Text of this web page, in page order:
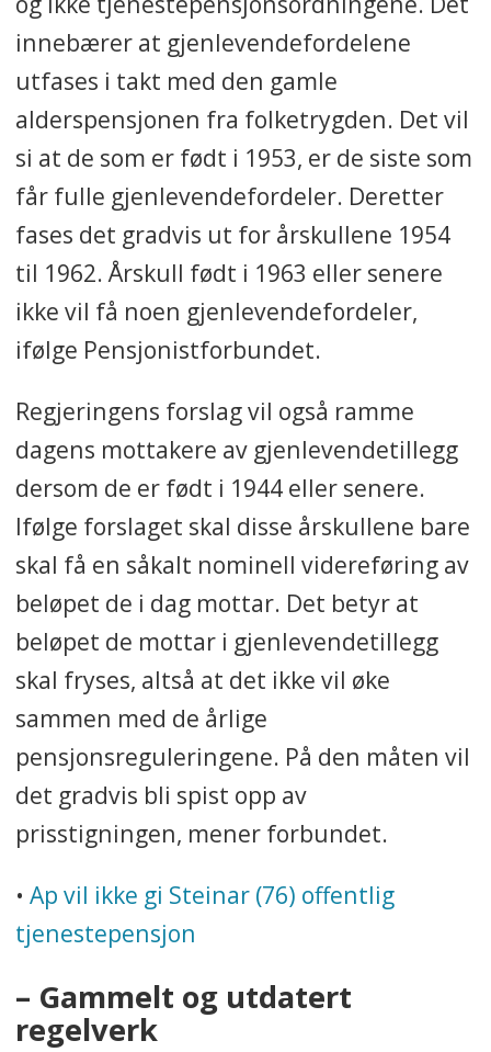
innebærer at gjenlevendefordelene
utfases i takt med den gamle
alderspensjonen fra folketrygden. Det vil
si at de som er født i 1953, er de siste som
får fulle gjenlevendefordeler. Deretter
fases det gradvis ut for årskullene 1954
til 1962. Årskull født i 1963 eller senere
ikke vil få noen gjenlevendefordeler,
ifølge Pensjonistforbundet.
Regjeringens forslag vil også ramme
dagens mottakere av gjenlevendetillegg
dersom de er født i 1944 eller senere.
Ifølge forslaget skal disse årskullene bare
skal få en såkalt nominell videreføring av
beløpet de i dag mottar. Det betyr at
beløpet de mottar i gjenlevendetillegg
skal fryses, altså at det ikke vil øke
sammen med de årlige
pensjonsreguleringene. På den måten vil
det gradvis bli spist opp av
prisstigningen, mener forbundet.
• Ap vil ikke gi Steinar (76) offentlig
tjenestepensjon
– Gammelt og utdatert
regelverk